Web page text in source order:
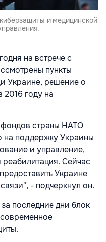
и медицинской
на встрече с
пункты
Украине, решение о
году на
фондов страны НАТО
на поддержку Украины
и управление,
Сейчас
Украине
- подчеркнул он.
последние дни блок